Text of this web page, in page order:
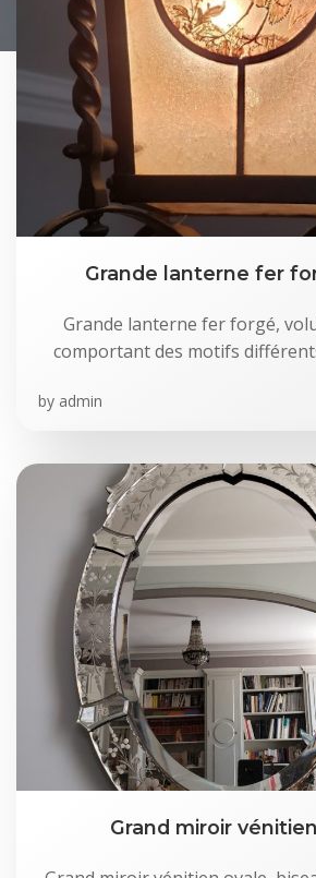
Grande lanterne fer
Grande lanterne fer forgé,
comportant des motifs
by admin
Grand miroir